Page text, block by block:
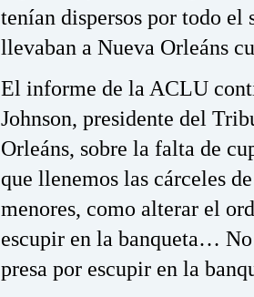
tenían dispersos por todo el
llevaban a Nueva Orleáns
El informe de la ACLU
Johnson, presidente del
Orleáns, sobre la falta de
que llenemos las cárceles
menores, como alterar el
escupir en la banqueta…
presa por escupir en la